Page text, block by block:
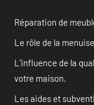
Réparation de
Le rôle de la
L’influence de la
votre maison.
Les aides et